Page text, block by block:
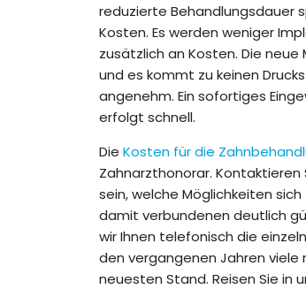
reduzierte Behandlungsdauer
Kosten. Es werden weniger
zusätzlich an Kosten. Die
und es kommt zu keinen
angenehm. Ein sofortiges
erfolgt schnell.
Die Kosten für die
Zahnarzthonorar. Kontaktieren
sein, welche Möglichkeiten
damit verbundenen deutlich
wir Ihnen telefonisch die
den vergangenen Jahren
neuesten Stand. Reisen Sie in